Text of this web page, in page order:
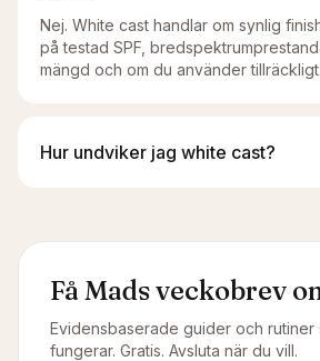
Nej. White cast handlar om synlig
på testad SPF,
mängd och om du använder tillräckligt.
Hur undviker jag white cast?
Få Mads veckobrev
Evidensbaserade guider och rutiner
fungerar. Gratis. Avsluta när du vill.